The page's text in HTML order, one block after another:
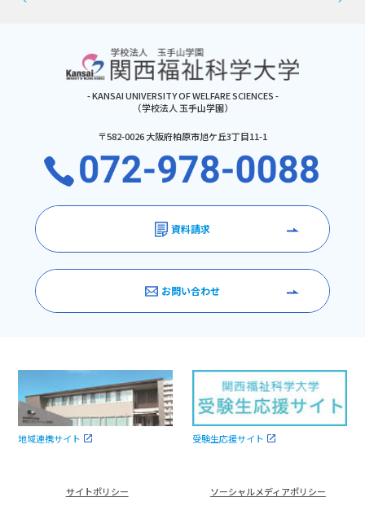
- KANSAI UNIVERSITY OF WELFARE SCIENCES -
（学校法人 玉手山学園）
〒582-0026 大阪府柏原市旭ケ丘3丁目11-1
資料請求
お問い合わせ
地域連携サイト 受験生応援サイト
サイトポリシー ソーシャルメディアポリシー